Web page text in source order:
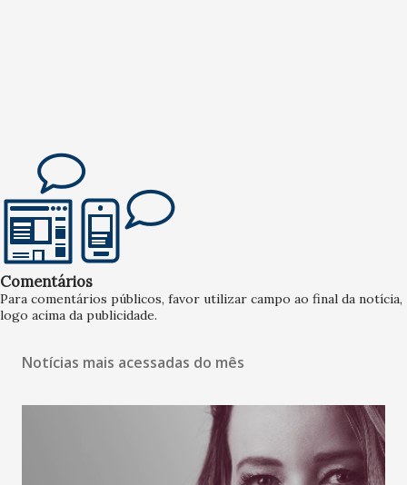
Comentários
Para comentários públicos, favor utilizar campo ao final da notícia,
logo acima da publicidade.
Notícias mais acessadas do mês